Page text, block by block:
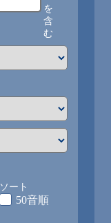
を
含
む
ソート
50音順